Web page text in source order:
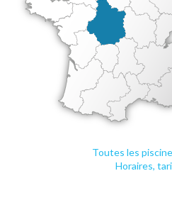
Toutes les
Horaires,